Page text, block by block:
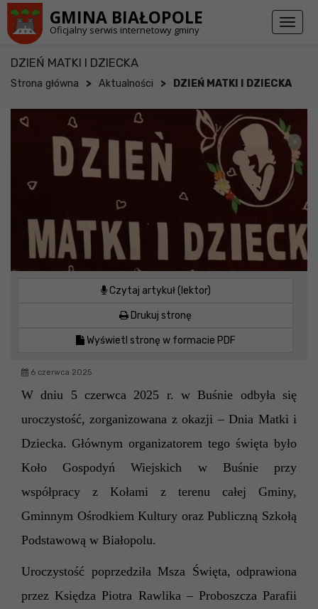
GMINA BIAŁOPOLE
Oficjalny serwis internetowy gminy
Toggle
DZIEŃ MATKI I DZIECKA
Strona główna > Aktualności > DZIEŃ MATKI I DZIECKA
Czytaj artykuł (lektor)
Drukuj stronę
Wyświetl stronę w formacie PDF
6 czerwca 2025
W dniu 5 czerwca 2025 r. w Buśnie odbyła się
uroczystość, zorganizowana z okazji – Dnia Matki i
Dziecka. Głównym organizatorem tego święta było
Koło Gospodyń Wiejskich w Buśnie przy
współpracy z Kołami z terenu całej Gminy,
Gminnym Ośrodkiem Kultury oraz Publiczną Szkołą
Podstawową w Białopolu.
Uroczystość poprzedziła Msza Święta, odprawiona
przez Księdza Piotra Rawlika – Proboszcza Parafii